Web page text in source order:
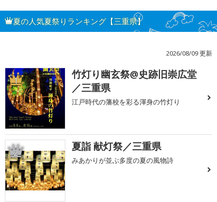
夏の人気夏祭りランキング【三重県】
2026/08/09 更新
1
竹灯り幽玄祭@史跡旧崇広堂
／三重県
江戸時代の藩校を彩る渾身の竹灯り
2 夏詣 献灯祭／三重県
みあかりが並ぶ多度の夏の風物詩